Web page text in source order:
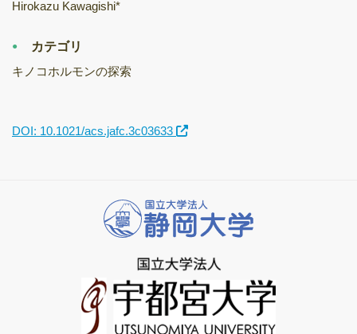
Hirokazu Kawagishi*
カテゴリ
キノコホルモンの探索
DOI: 10.1021/acs.jafc.3c03633